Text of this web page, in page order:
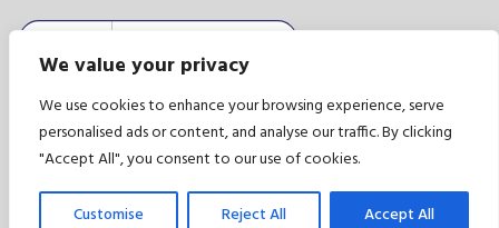
We value your privacy
We use cookies to enhance your browsing experience, serve
personalised ads or content, and analyse our traffic. By clicking
"Accept All", you consent to our use of cookies.
Customise Reject All Accept All